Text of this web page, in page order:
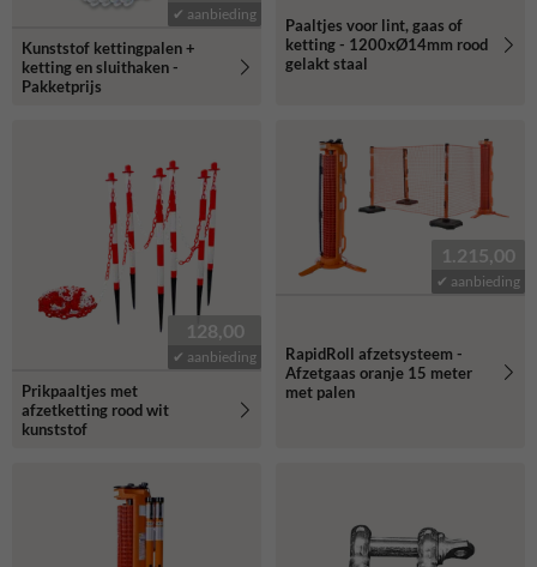
✔ aanbieding
Kunststof kettingpalen +
ketting en sluithaken -
Pakketprijs
Paaltjes voor lint, gaas of
ketting - 1200xØ14mm rood
gelakt staal
128,00
✔ aanbieding
Prikpaaltjes met
afzetketting rood wit
kunststof
1.215,00
✔ aanbieding
RapidRoll afzetsysteem -
Afzetgaas oranje 15 meter
met palen